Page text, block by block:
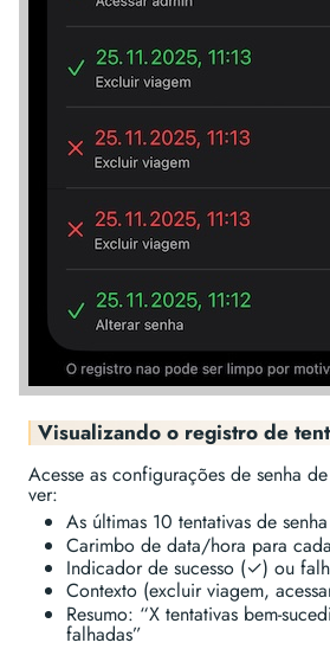
Visualizando o registro de
Acesse as configurações de senha
ver:
As últimas 10 tentativas de senha
Carimbo de data/hora para
Indicador de sucesso (✓) ou
Contexto (excluir viagem,
Resumo: “X tentativas bem-
falhadas”